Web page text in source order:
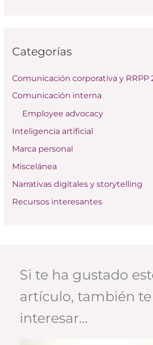
a
p
o
:
Categorías
Comunicación corporativa y RRPP
Comunicación interna
Employee advocacy
Inteligencia artificial
Marca personal
Miscelánea
Narrativas digitales y storytelling
Recursos interesantes
Si te ha gustado
artículo, también
interesar…